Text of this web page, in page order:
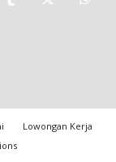
Lowongan Kerja